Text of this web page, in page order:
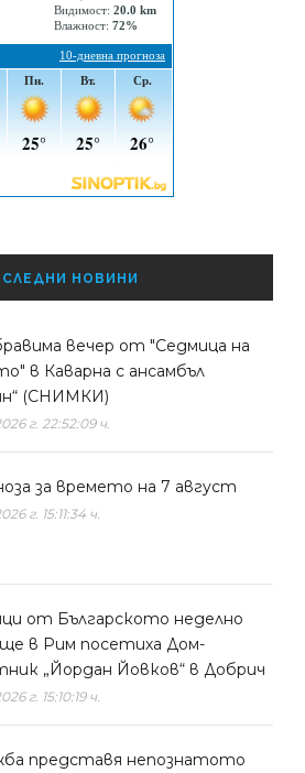
НОВИНИ
вечер от "Седмица на
в Каварна с ансамбъл
(СНИМКИ)
г. 22:52:09 ч.
за времето на 7 август
г. 15:11:34 ч.
от Българското неделно
в Рим посетиха Дом-
„Йордан Йовков“ в Добрич
г. 15:10:19 ч.
представя непознатото